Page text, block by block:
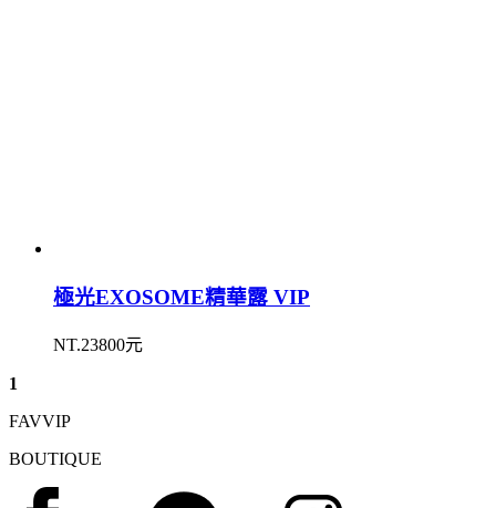
極光EXOSOME精華露 VIP
NT.23800元
1
FAVVIP
BOUTIQUE